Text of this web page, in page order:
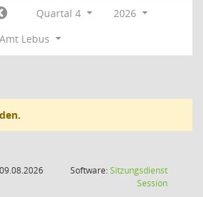
Quartal 4
2026
Amt Lebus
Software:Sitzungsdienst
Session(Wird in